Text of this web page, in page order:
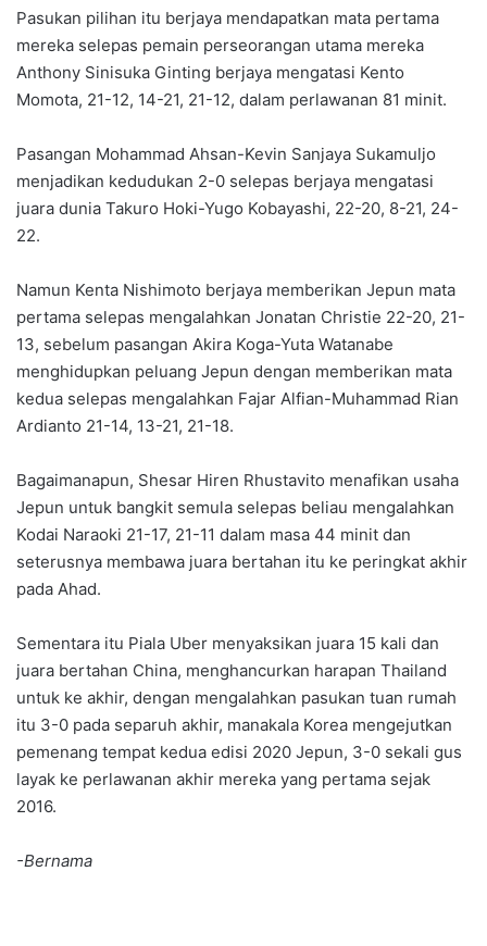
Pasukan pilihan itu berjaya mendapatkan mata pertama
mereka selepas pemain perseorangan utama mereka
Anthony Sinisuka Ginting berjaya mengatasi Kento
Momota, 21-12, 14-21, 21-12, dalam perlawanan 81 minit.
Pasangan Mohammad Ahsan-Kevin Sanjaya Sukamuljo
menjadikan kedudukan 2-0 selepas berjaya mengatasi
juara dunia Takuro Hoki-Yugo Kobayashi, 22-20, 8-21, 24-
22.
Namun Kenta Nishimoto berjaya memberikan Jepun mata
pertama selepas mengalahkan Jonatan Christie 22-20, 21-
13, sebelum pasangan Akira Koga-Yuta Watanabe
menghidupkan peluang Jepun dengan memberikan mata
kedua selepas mengalahkan Fajar Alfian-Muhammad Rian
Ardianto 21-14, 13-21, 21-18.
Bagaimanapun, Shesar Hiren Rhustavito menafikan usaha
Jepun untuk bangkit semula selepas beliau mengalahkan
Kodai Naraoki 21-17, 21-11 dalam masa 44 minit dan
seterusnya membawa juara bertahan itu ke peringkat akhir
pada Ahad.
Sementara itu Piala Uber menyaksikan juara 15 kali dan
juara bertahan China, menghancurkan harapan Thailand
untuk ke akhir, dengan mengalahkan pasukan tuan rumah
itu 3-0 pada separuh akhir, manakala Korea mengejutkan
pemenang tempat kedua edisi 2020 Jepun, 3-0 sekali gus
layak ke perlawanan akhir mereka yang pertama sejak
2016.
-Bernama